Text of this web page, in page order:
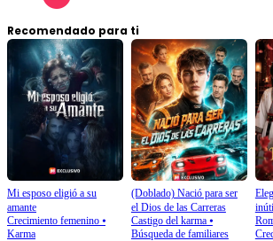
Recomendado para ti
Mi esposo eligió a su
amante
Crecimiento femenino ⦁
Karma
(Doblado) Nació para ser
el Dios de las Carreras
Castigo del karma⦁
Búsqueda de familiares